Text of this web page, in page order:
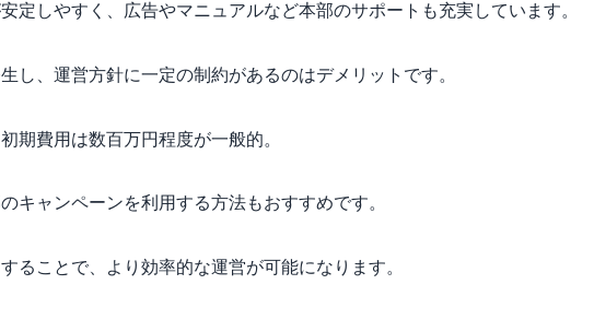
定しやすく、広告やマニュアルなど本部のサポートも充実しています。
し、運営方針に一定の制約があるのはデメリットです。
期費用は数百万円程度が一般的。
キャンペーンを利用する方法もおすすめです。
ることで、より効率的な運営が可能になります。